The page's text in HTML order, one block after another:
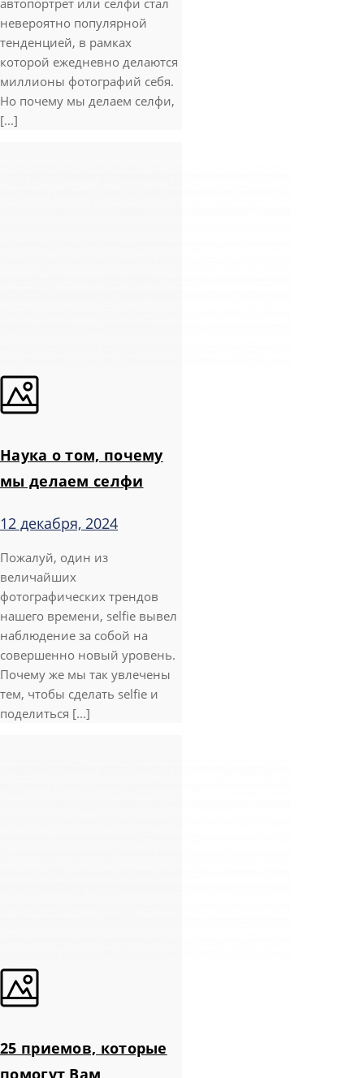
автопортрет или селфи стал
невероятно популярной
тенденцией, в рамках
которой ежедневно делаются
миллионы фотографий себя.
Но почему мы делаем селфи,
[...]
Наука о том, почему
мы делаем селфи
12 декабря, 2024
Пожалуй, один из
величайших
фотографических трендов
нашего времени, selfie вывел
наблюдение за собой на
совершенно новый уровень.
Почему же мы так увлечены
тем, чтобы сделать selfie и
поделиться [...]
25 приемов, которые